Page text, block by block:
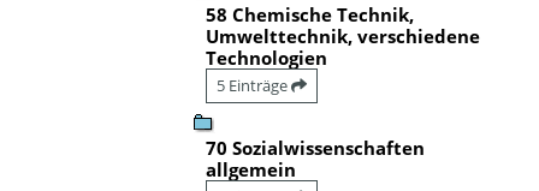
58 Chemische Technik,
Umwelttechnik, verschiedene
Technologien
5 Einträge
70 Sozialwissenschaften
allgemein